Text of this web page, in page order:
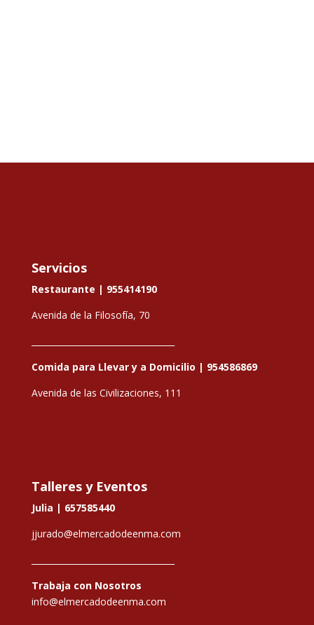
Servicios
Restaurante | 955414190
Avenida de la Filosofía, 70
Comida para Llevar y a Domicilio | 954586869
Avenida de las Civilizaciones, 111
Talleres y Eventos
Julia | 657585440
jjurado@elmercadodeenma.com
Trabaja con Nosotros
info@elmercadodeenma.com